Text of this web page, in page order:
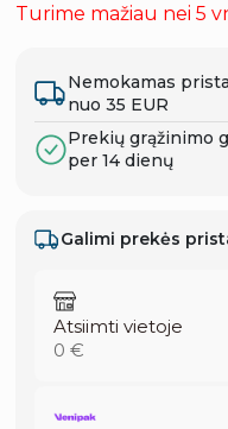
Turime mažiau nei 5
Nemokamas
nuo 35 EUR
Prekių grąžinimo
per 14 dienų
Galimi prekės
Atsiimti vietoje
0 €